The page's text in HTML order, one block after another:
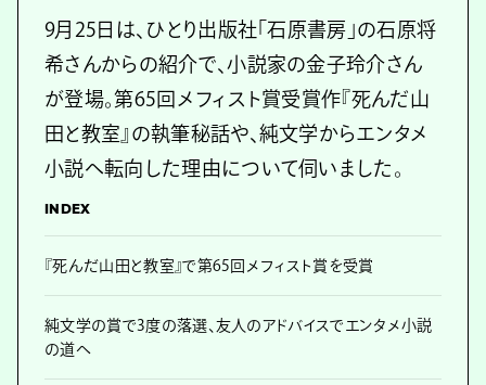
9月25日は、ひとり出版社「石原書房」の石原将
希さんからの紹介で、小説家の金子玲介さん
が登場。第65回メフィスト賞受賞作『死んだ山
田と教室』の執筆秘話や、純文学からエンタメ
小説へ転向した理由について伺いました。
INDEX
『死んだ山田と教室』で第65回メフィスト賞を受賞
純文学の賞で3度の落選、友人のアドバイスでエンタメ小説
の道へ